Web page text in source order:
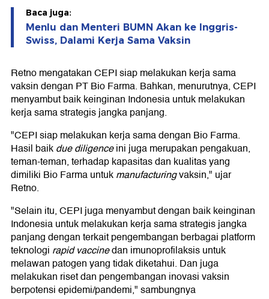
Baca juga:
Menlu dan Menteri BUMN Akan ke Inggris-
Swiss, Dalami Kerja Sama Vaksin
Retno mengatakan CEPI siap melakukan kerja sama
vaksin dengan PT Bio Farma. Bahkan, menurutnya, CEPI
menyambut baik keinginan Indonesia untuk melakukan
kerja sama strategis jangka panjang.
"CEPI siap melakukan kerja sama dengan Bio Farma.
Hasil baikdue diligenceini juga merupakan pengakuan,
teman-teman, terhadap kapasitas dan kualitas yang
dimiliki Bio Farma untukmanufacturingvaksin," ujar
Retno.
"Selain itu, CEPI juga menyambut dengan baik keinginan
Indonesia untuk melakukan kerja sama strategis jangka
panjang dengan terkait pengembangan berbagai platform
teknologi rapid vaccinedan imunoprofilaksis untuk
melawan patogen yang tidak diketahui. Dan juga
melakukan riset dan pengembangan inovasi vaksin
berpotensi epidemi/pandemi," sambungnya